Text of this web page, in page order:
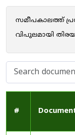
സമീപകാലത്ത്
വിപുലമായി
#